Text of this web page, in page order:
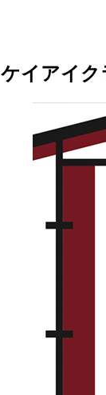
ケイアイ